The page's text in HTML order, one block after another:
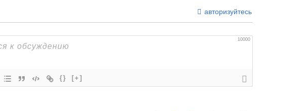
авторизуйтесь
10000
{} [+]